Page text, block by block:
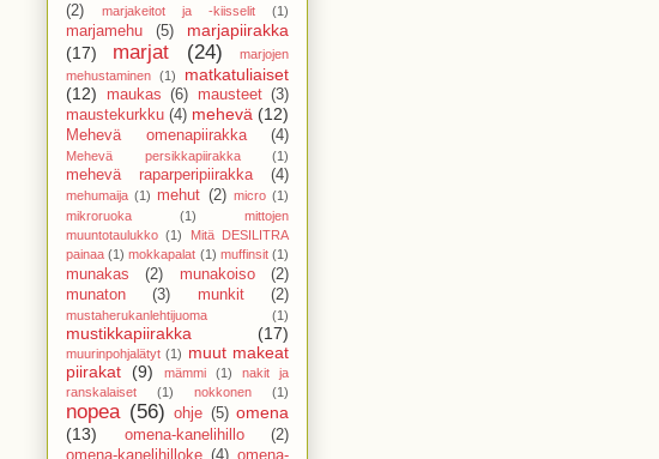
(2)
marjakeitot ja -kiisselit (1)
marjamehu (5)
marjapiirakka
(17)
marjat (24)
marjojen
mehustaminen (1)
matkatuliaiset
(12)
maukas (6) mausteet (3)
maustekurkku (4) mehevä (12)
Mehevä omenapiirakka (4)
Mehevä persikkapiirakka (1)
mehevä raparperipiirakka (4)
mehumaija (1) mehut (2) micro (1)
mikroruoka
(1)
mittojen
muuntotaulukko (1)
Mitä DESILITRA
painaa (1) mokkapalat (1) muffinsit (1)
munakas (2) munakoiso
(2)
munaton
(3) munkit (2)
mustaherukanlehtijuoma (1)
mustikkapiirakka (17)
muurinpohjalätyt (1) muut makeat
piirakat
(9) mämmi (1)
nakit ja
ranskalaiset
(1) nokkonen (1)
nopea (56) ohje (5) omena
(13)
omena-kanelihillo
(2)
omena-kanelihilloke (4) omena-